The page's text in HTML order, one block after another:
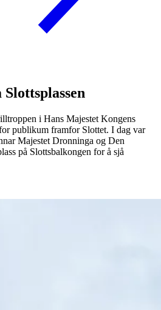
i Hans Majestet Kongens
publikum framfor Slottet. I dag var
Majestet Dronninga og Den
på Slottsbalkongen for å sjå